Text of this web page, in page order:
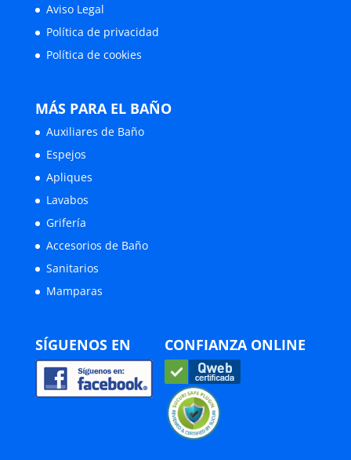
Aviso Legal
Política de privacidad
Política de cookies
MÁS PARA EL BAÑO
Auxiliares de Baño
Espejos
Apliques
Lavabos
Grifería
Accesorios de Baño
Sanitarios
Mamparas
SÍGUENOS EN CONFIANZA ONLINE